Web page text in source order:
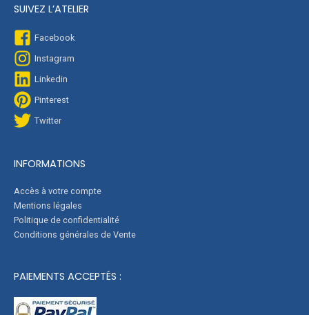
SUIVEZ L’ATELIER
Facebook
Instagram
Linkedin
Pinterest
Twitter
INFORMATIONS
Accès à votre compte
Mentions légales
Politique de confidentialité
Conditions générales de Vente
PAIEMENTS ACCEPTÉS :